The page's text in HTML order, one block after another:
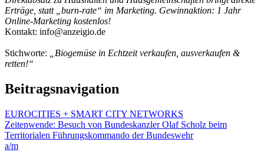
Erträge, statt „burn-rate“ im Marketing. Gewinnaktion: 1 Jahr
Online-Marketing kostenlos!
Kontakt: info@anzeigio.de
Stichworte:
„Biogemüse in Echtzeit verkaufen, ausverkaufen &
retten!“
Beitragsnavigation
EUROCITIES + SMART CITY NETWORKS
Zeitenwende: Besuch von Bundeskanzler Olaf Scholz beim
Territorialen Führungskommando der Bundeswehr
a/m